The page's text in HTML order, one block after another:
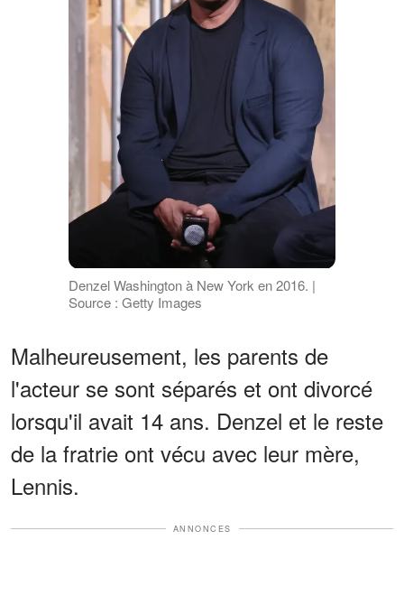
Denzel Washington à New York en 2016. |
Source : Getty Images
Malheureusement, les parents de
l'acteur se sont séparés et ont divorcé
lorsqu'il avait 14 ans. Denzel et le reste
de la fratrie ont vécu avec leur mère,
Lennis.
ANNONCES